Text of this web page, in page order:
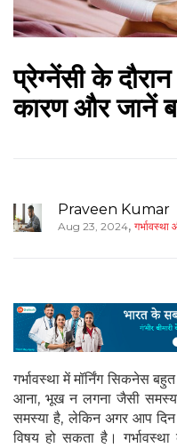
प्रेग्‍नेंसी के
कारण और जानें
Praveen Kumar
Aug 23, 2024, गर्भावस्था
गर्भावस्था में मॉर्निंग सिकनेस
आना, भूख न लगना जैसी
समस्या है, लेकिन अगर आप
विषय हो सकता है।